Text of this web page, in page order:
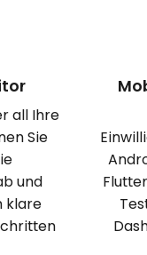
all Ihre
Sie
und
klare